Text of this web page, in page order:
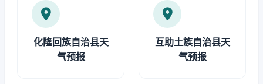
化隆回族自治县天
气预报
互助土族自治县天
气预报